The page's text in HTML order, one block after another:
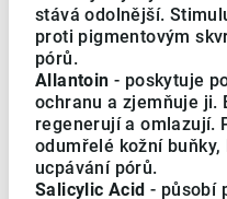
stává odolnější.
proti pigmentovým
pórů.
Allantoin - poskytuje
ochranu a zjemňuje ji.
regenerují a omlazují.
odumřelé kožní
ucpávání pórů.
Salicylic Acid - působí